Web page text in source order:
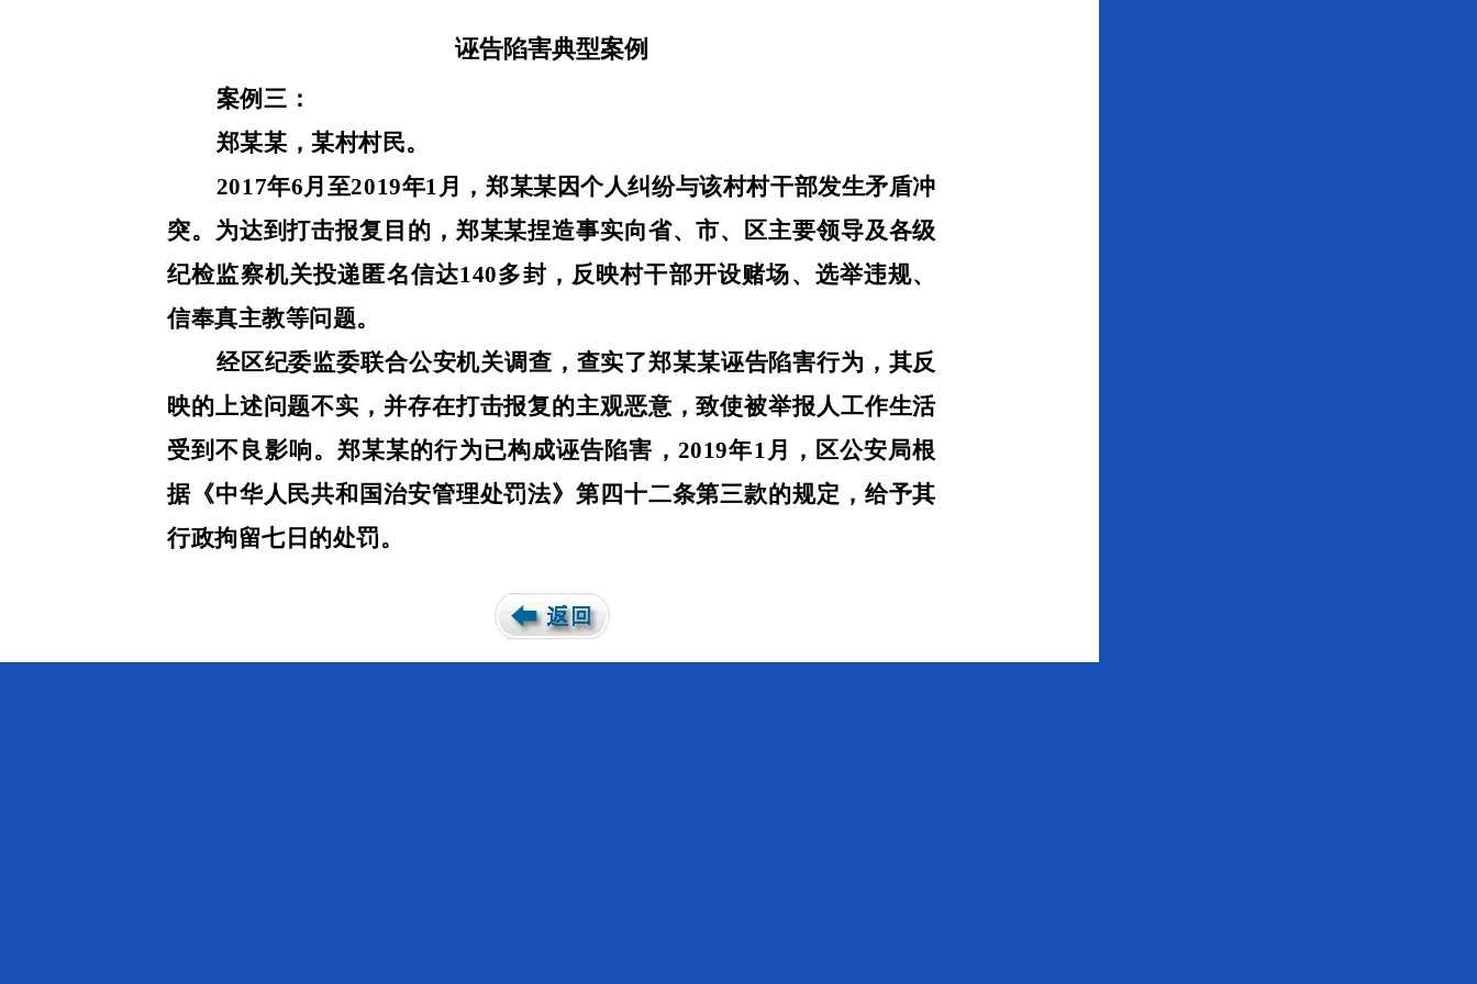
诬告陷害典型案例
案例三：
郑某某，某村村民。
2017年6月至2019年1月，郑某某因个人纠纷与该村村干部发生矛盾冲
突。为达到打击报复目的，郑某某捏造事实向省、市、区主要领导及各级
纪检监察机关投递匿名信达140多封，反映村干部开设赌场、选举违规、
信奉真主教等问题。
经区纪委监委联合公安机关调查，查实了郑某某诬告陷害行为，其反
映的上述问题不实，并存在打击报复的主观恶意，致使被举报人工作生活
受到不良影响。郑某某的行为已构成诬告陷害，2019年1月，区公安局根
据《中华人民共和国治安管理处罚法》第四十二条第三款的规定，给予其
行政拘留七日的处罚。